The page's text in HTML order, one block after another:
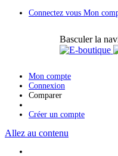
Connectez vous Mon
Basculer la
Mon compte
Connexion
Comparer
Créer un compte
Allez au contenu